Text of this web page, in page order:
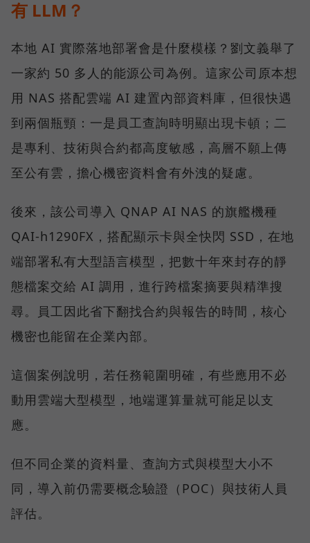
有 LLM？
本地 AI 實際落地部署會是什麼模樣？劉文義舉了
一家約 50 多人的能源公司為例。這家公司原本想
用 NAS 搭配雲端 AI 建置內部資料庫，但很快遇
到兩個瓶頸：一是員工查詢時明顯出現卡頓；二
是專利、技術與合約都高度敏感，高層不願上傳
至公有雲，擔心機密資料會有外洩的疑慮。
後來，該公司導入 QNAP AI NAS 的旗艦機種
QAI-h1290FX，搭配顯示卡與全快閃 SSD，在地
端部署私有大型語言模型，把數十年來封存的靜
態檔案交給 AI 調用，進行跨檔案摘要與精準搜
尋。員工因此省下翻找合約與報告的時間，核心
機密也能留在企業內部。
這個案例說明，若任務範圍明確，有些應用不必
動用雲端大型模型，地端運算量就可能足以支
應。
但不同企業的資料量、查詢方式與模型大小不
同，導入前仍需要概念驗證（POC）與技術人員
評估。